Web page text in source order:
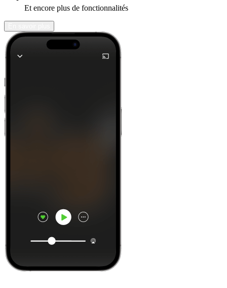
Et encore plus de fonctionnalités